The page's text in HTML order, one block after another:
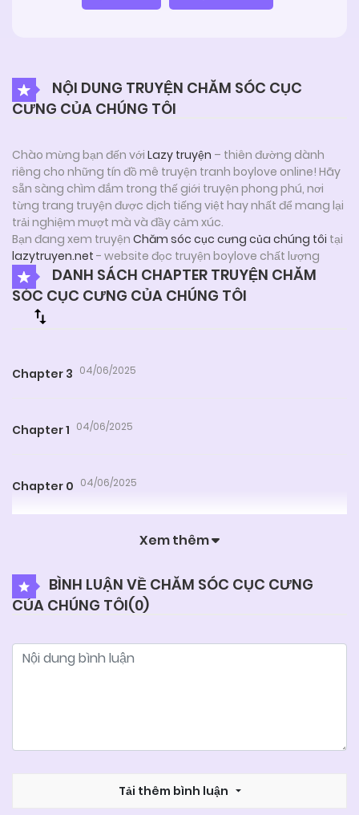
NỘI DUNG TRUYỆN CHĂM SÓC CỤC
CƯNG CỦA CHÚNG TÔI
Chào mừng bạn đến với Lazy truyện – thiên đường dành
riêng cho những tín đồ mê truyện tranh boylove online! Hãy
sẵn sàng chìm đắm trong thế giới truyện phong phú, nơi
từng trang truyện được dịch tiếng việt hay nhất để mang lại
trải nghiệm mượt mà và đầy cảm xúc.
Bạn đang xem truyện Chăm sóc cục cưng của chúng tôi tại
lazytruyen.net - website đọc truyện boylove chất lượng
DANH SÁCH CHAPTER TRUYỆN CHĂM
SÓC CỤC CƯNG CỦA CHÚNG TÔI
Chapter 3 04/06/2025
Chapter 1 04/06/2025
Chapter 0 04/06/2025
Xem thêm
BÌNH LUẬN VỀ CHĂM SÓC CỤC CƯNG
CỦA CHÚNG TÔI(0)
Tải thêm bình luận